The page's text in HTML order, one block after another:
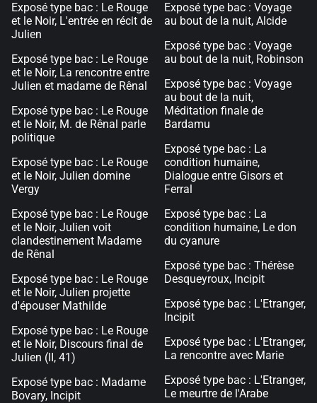
Exposé type bac : Le Rouge
et le Noir, L'entrée en récit de
Julien
Exposé type bac : Le Rouge
et le Noir, La rencontre entre
Julien et madame de Rênal
Exposé type bac : Le Rouge
et le Noir, M. de Rênal parle
politique
Exposé type bac : Le Rouge
et le Noir, Julien domine
Vergy
Exposé type bac : Le Rouge
et le Noir, Julien voit
clandestinement Madame
de Rênal
Exposé type bac : Le Rouge
et le Noir, Julien projette
d'épouser Mathilde
Exposé type bac : Le Rouge
et le Noir, Discours final de
Julien (II, 41)
Exposé type bac : Madame
Bovary, Incipit
Exposé type bac : Voyage
au bout de la nuit, Alcide
Exposé type bac : Voyage
au bout de la nuit, Robinson
Exposé type bac : Voyage
au bout de la nuit,
Méditation finale de
Bardamu
Exposé type bac : La
condition humaine,
Dialogue entre Gisors et
Ferral
Exposé type bac : La
condition humaine, Le don
du cyanure
Exposé type bac : Thérèse
Desqueyroux, Incipit
Exposé type bac : L'Etranger,
Incipit
Exposé type bac : L'Etranger,
La rencontre avec Marie
Exposé type bac : L'Etranger,
Le meurtre de l'Arabe